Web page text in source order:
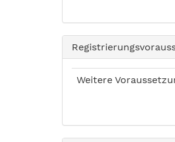
Weitere